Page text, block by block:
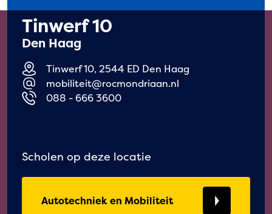
Tinwerf 10
Den Haag
Tinwerf 10, 2544 ED Den Haag
mobiliteit@rocmondriaan.nl
088 - 666 3600
Scholen op deze locatie
Autotechniek en Mobiliteit